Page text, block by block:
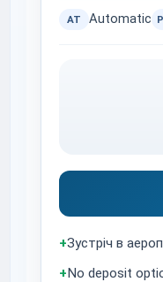
AT Automatic
+Зустріч в
+No deposit